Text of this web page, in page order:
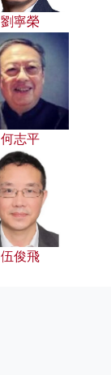
劉寧榮
何志平
伍俊飛